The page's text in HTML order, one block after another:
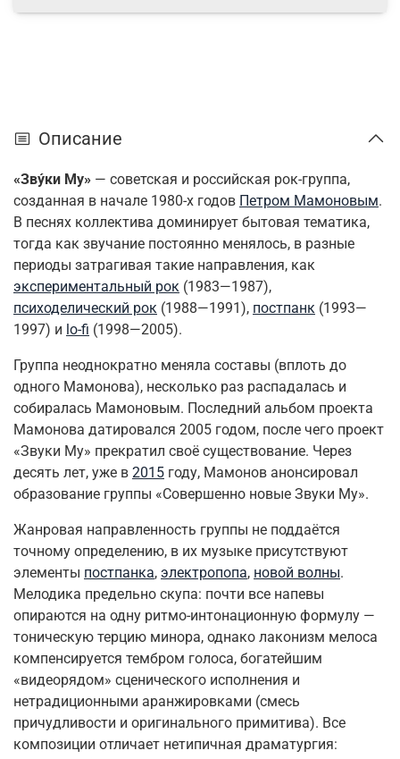
Описание
«Зву́ки Му» — советская и российская рок-группа,
созданная в начале 1980-х годов Петром Мамоновым.
В песнях коллектива доминирует бытовая тематика,
тогда как звучание постоянно менялось, в разные
периоды затрагивая такие направления, как
экспериментальный рок (1983—1987),
психоделический рок (1988—1991), постпанк (1993—
1997) и lo-fi (1998—2005).
Группа неоднократно меняла составы (вплоть до
одного Мамонова), несколько раз распадалась и
собиралась Мамоновым. Последний альбом проекта
Мамонова датировался 2005 годом, после чего проект
«Звуки Му» прекратил своё существование. Через
десять лет, уже в 2015 году, Мамонов анонсировал
образование группы «Совершенно новые Звуки Му».
Жанровая направленность группы не поддаётся
точному определению, в их музыке присутствуют
элементы постпанка, электропопа, новой волны.
Мелодика предельно скупа: почти все напевы
опираются на одну ритмо-интонационную формулу —
тоническую терцию минора, однако лаконизм мелоса
компенсируется тембром голоса, богатейшим
«видеорядом» сценического исполнения и
нетрадиционными аранжировками (смесь
причудливости и оригинального примитива). Все
композиции отличает нетипичная драматургия: